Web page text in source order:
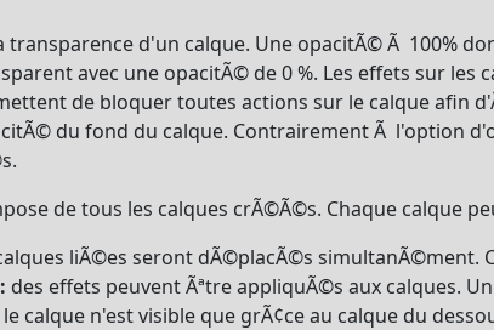
transparence d'un calque. Une opacitÃ© Ã 100%
avec une opacitÃ© de 0 %. Les effets sur les
de bloquer toutes actions sur le calque afin
du fond du calque. Contrairement Ã l'option
de tous les calques crÃ©Ã©s. Chaque calque
liÃ©es seront dÃ©placÃ©s simultanÃ©ment.
des effets peuvent Ãªtre appliquÃ©s aux calques.
le calque n'est visible que grÃ¢ce au calque du